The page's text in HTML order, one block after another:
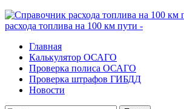
расхода топлива на 100 км пути -
Главная
Калькулятор ОСАГО
Проверка полиса ОСАГО
Проверка штрафов ГИБДД
Новости